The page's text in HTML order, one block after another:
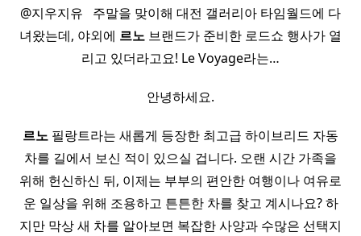
@지우지유 ​ ​ 주말을 맞이해 대전 갤러리아 타임월드에 다
녀왔는데, 야외에 르노 브랜드가 준비한 로드쇼 행사가 열
리고 있더라고요! Le Voyage라는…
안녕하세요.
르노 필랑트라는 새롭게 등장한 최고급 하이브리드 자동
차를 길에서 보신 적이 있으실 겁니다. 오랜 시간 가족을
위해 헌신하신 뒤, 이제는 부부의 편안한 여행이나 여유로
운 일상을 위해 조용하고 튼튼한 차를 찾고 계시나요? 하
지만 막상 새 차를 알아보면 복잡한 사양과 수많은 선택지